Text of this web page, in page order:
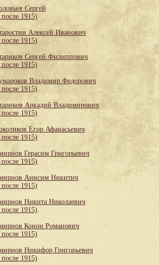
Сергей
1915)
Алексей Иванович
1915)
Сергей Филиппович
1915)
Владимир Федорович
1915)
Аркадий Владимирович
1915)
Егор Афанасьевич
1915)
Герасим Григорьевич
1915)
Анисим Никитич
1915)
Никита Николаевич
1915)
Конон Романович
1915)
Никифор Григорьевич
1915)